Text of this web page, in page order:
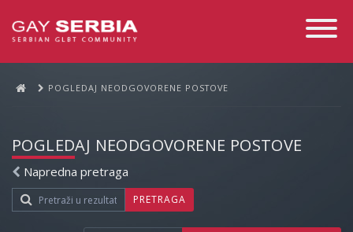
Toggle
POGLEDAJ NEODGOVORENE POSTOVE
POGLEDAJ NEODGOVORENE POSTOVE
Napredna pretraga
PRETRAGA